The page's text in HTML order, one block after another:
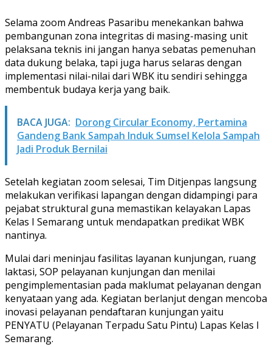
Selama zoom Andreas Pasaribu menekankan bahwa
pembangunan zona integritas di masing-masing unit
pelaksana teknis ini jangan hanya sebatas pemenuhan
data dukung belaka, tapi juga harus selaras dengan
implementasi nilai-nilai dari WBK itu sendiri sehingga
membentuk budaya kerja yang baik.
BACA JUGA: Dorong Circular Economy, Pertamina
Gandeng Bank Sampah Induk Sumsel Kelola Sampah
Jadi Produk Bernilai
Setelah kegiatan zoom selesai, Tim Ditjenpas langsung
melakukan verifikasi lapangan dengan didampingi para
pejabat struktural guna memastikan kelayakan Lapas
Kelas I Semarang untuk mendapatkan predikat WBK
nantinya.
Mulai dari meninjau fasilitas layanan kunjungan, ruang
laktasi, SOP pelayanan kunjungan dan menilai
pengimplementasian pada maklumat pelayanan dengan
kenyataan yang ada. Kegiatan berlanjut dengan mencoba
inovasi pelayanan pendaftaran kunjungan yaitu
PENYATU (Pelayanan Terpadu Satu Pintu) Lapas Kelas I
Semarang.